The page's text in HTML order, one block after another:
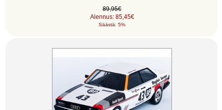
89,95€
Alennus: 85,45€
Säästä: 5%